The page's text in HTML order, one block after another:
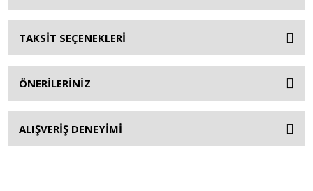
TAKSİT SEÇENEKLERİ
ÖNERİLERİNİZ
ALIŞVERİŞ DENEYİMİ